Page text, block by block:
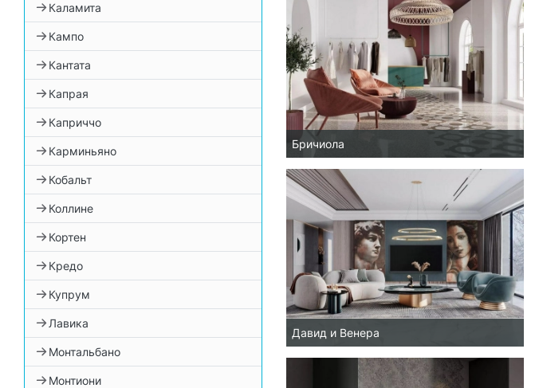
Каламита
Кампо
Кантата
Капрая
Каприччо
Карминьяно
Кобальт
Коллине
Кортен
Кредо
Купрум
Лавика
Монтальбано
Монтиони
Бричиола
Давид и Венера